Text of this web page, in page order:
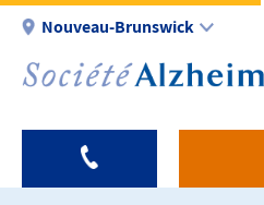
Aller
contenu
Nouveau-Brunswick